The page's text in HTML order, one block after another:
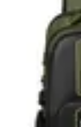
Smartphone e Accessori
Electro Shopping